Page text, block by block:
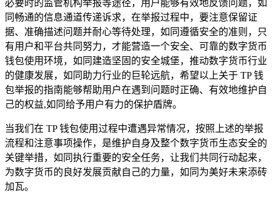
必要时的监管机构举报等途径，用户能够有效地反馈问题，如
同畅通的信息通道传递诉求，在举报过程中，要注意保留证
据、准确描述问题并耐心等待处理，如同遵循安全的准则，只
有用户和平台共同努力，才能营造一个安全、可靠的数字货币
钱包使用环境，如同建造坚固的安全城堡，推动数字货币行业
的健康发展，如同助力行业的巨轮远航，希望以上关于 TP 钱
包举报的指南能够帮助用户在遇到问题时正确、有效地维护自
己的权益,如同给予用户有力的保护盾牌。
当我们在 TP 钱包使用过程中遭遇异常情况，按照上述的举报
流程和注意事项操作，是维护自身及整个数字货币生态安全的
关键举措，如同执行重要的安全任务，让我们共同行动起来，
为数字货币的良好发展贡献自己的力量，如同为美好未来添砖
加瓦。